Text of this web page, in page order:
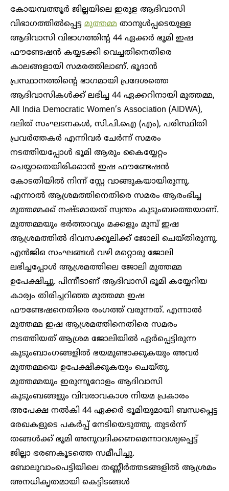
കോയമ്പത്തൂർ ജില്ലയിലെ ഇരുള ആദിവാസി
വിഭാഗത്തിൽപ്പെട്ട മുത്തമ്മ താനുൾപ്പടെയുള്ള
ആദിവാസി വിഭാഗത്തിന്റ 44 ഏക്കർ‌ ഭൂമി ഇഷ
ഫൗണ്ടേഷൻ കയ്യടക്കി വെച്ചതിനെതിരെ
കാലങ്ങളായി സമരത്തിലാണ്. ഭൂദാൻ
പ്രസ്ഥാനത്തിന്റെ ഭാഗമായി പ്രദേശത്തെ
ആദിവാസികൾക്ക് ലഭിച്ച 44 ഏക്കറിനായി മുത്തമ്മ,
All India Democratic Women’s Association (AIDWA),
ദലിത് സംഘടനകൾ, സി.പി.ഐ (എം), പരിസ്ഥിതി
പ്രവർത്തകർ‌ എന്നിവർ ചേർന്ന് സമരം
നടത്തിയപ്പോൾ ഭൂമി ആരും കൈയ്യേറ്റം
ചെയ്യാതെയിരിക്കാൻ ഇഷ ഫൗണ്ടേഷൻ
കോടതിയിൽ നിന്ന് സ്റ്റേ വാങ്ങുകയായിരുന്നു.
എന്നാൽ ആശ്രമത്തിനെതിരെ സമരം ആരംഭിച്ച
മുത്തമ്മക്ക് നഷ്ടമായത് സ്വന്തം കുടുംബത്തെയാണ്.
മുത്തമ്മയും ഭർത്താവും മക്കളും മുമ്പ് ഇഷ
ആശ്രമത്തിൽ ദിവസക്കൂലിക്ക് ജോലി ചെയ്തിരുന്നു.
എൻജിഒ സംഘങ്ങൾ വഴി മറ്റൊരു ജോലി
ലഭിച്ചപ്പോൾ ആശ്രമത്തിലെ ജോലി മുത്തമ്മ
ഉപേക്ഷിച്ചു. പിന്നീടാണ് ആദിവാസി ഭൂമി കയ്യേറിയ
കാര്യം തിരിച്ചറിഞ്ഞ മുത്തമ്മ ഇഷ
ഫൗണ്ടേഷനെതിരെ രംഗത്ത് വരുന്നത്. എന്നാൽ
മുത്തമ്മ ഇഷ ആശ്രമത്തിനെതിരെ സമരം
നടത്തിയത് ആശ്രമ ജോലിയിൽ ഏർപ്പെട്ടിരുന്ന
കുടുംബാംഗങ്ങളിൽ ഭയമുണ്ടാക്കുകയും അവർ
മുത്തമ്മയെ ഉപേക്ഷിക്കുകയും ചെയ്തു.
മുത്തമ്മയും ഇരുന്നൂറോളം ആദിവാസി
കുടുംബങ്ങളും വിവരാവകാശ നിയമ പ്രകാരം
അപേക്ഷ നൽകി 44 ഏക്കർ ഭൂമിയുമായി ബന്ധപ്പെട്ട
രേഖകളുടെ പകർപ്പ് നേടിയെടുത്തു. തുടർന്ന്
തങ്ങൾക്ക് ഭൂമി അനുവദിക്കണമെന്നാവശ്യപ്പെട്ട്
ജില്ലാ ഭരണകൂടത്തെ സമീപിച്ചു.
ബോലുവാംപെട്ടിയിലെ തണ്ണീർത്തടങ്ങളിൽ ആശ്രമം
അനധികൃതമായി കെട്ടിടങ്ങൾ